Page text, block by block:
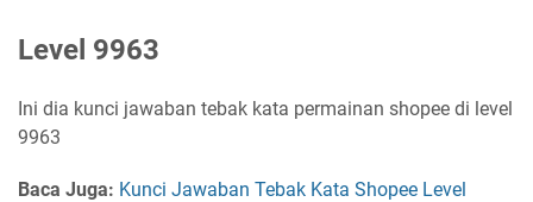
Level 9963
Ini dia kunci jawaban tebak kata permainan shopee di level
9963
Baca Juga: Kunci Jawaban Tebak Kata Shopee Level